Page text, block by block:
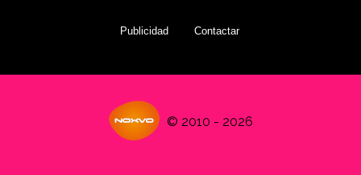
Publicidad Contactar
© 2010 - 2026